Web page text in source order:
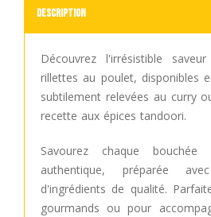
Description
Découvrez l'irrésistible
rillettes au poulet, disponibles
subtilement relevées au curry
recette aux épices tandoori.
Savourez chaque
authentique, préparée
d'ingrédients de qualité.
gourmands ou pour